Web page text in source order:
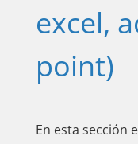
excel,
point)
En esta sección